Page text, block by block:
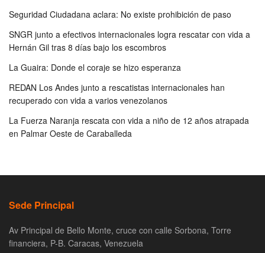
Seguridad Ciudadana aclara: No existe prohibición de paso
SNGR junto a efectivos internacionales logra rescatar con vida a
Hernán Gil tras 8 días bajo los escombros
La Guaira: Donde el coraje se hizo esperanza
REDAN Los Andes junto a rescatistas internacionales han
recuperado con vida a varios venezolanos
La Fuerza Naranja rescata con vida a niño de 12 años atrapada
en Palmar Oeste de Caraballeda
Sede Principal
Av Principal de Bello Monte, cruce con calle Sorbona, Torre
financiera, P-B. Caracas, Venezuela